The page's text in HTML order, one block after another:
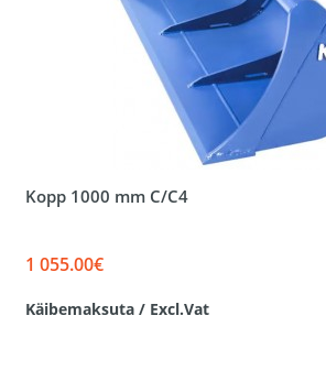
Kopp 1000 mm C/C4
1 055.00€
Käibemaksuta / Excl.Vat